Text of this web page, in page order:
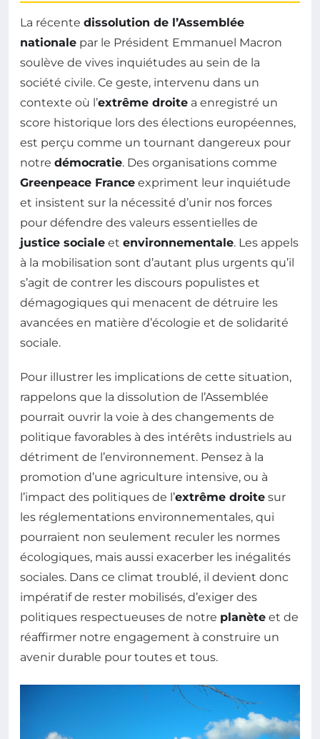
La récente dissolution de l’Assemblée
nationale par le Président Emmanuel Macron
soulève de vives inquiétudes au sein de la
société civile. Ce geste, intervenu dans un
contexte où l’extrême droite a enregistré un
score historique lors des élections européennes,
est perçu comme un tournant dangereux pour
notre démocratie. Des organisations comme
Greenpeace France expriment leur inquiétude
et insistent sur la nécessité d’unir nos forces
pour défendre des valeurs essentielles de
justice sociale et environnementale. Les appels
à la mobilisation sont d’autant plus urgents qu’il
s’agit de contrer les discours populistes et
démagogiques qui menacent de détruire les
avancées en matière d’écologie et de solidarité
sociale.
Pour illustrer les implications de cette situation,
rappelons que la dissolution de l’Assemblée
pourrait ouvrir la voie à des changements de
politique favorables à des intérêts industriels au
détriment de l’environnement. Pensez à la
promotion d’une agriculture intensive, ou à
l’impact des politiques de l’extrême droite sur
les réglementations environnementales, qui
pourraient non seulement reculer les normes
écologiques, mais aussi exacerber les inégalités
sociales. Dans ce climat troublé, il devient donc
impératif de rester mobilisés, d’exiger des
politiques respectueuses de notre planète et de
réaffirmer notre engagement à construire un
avenir durable pour toutes et tous.